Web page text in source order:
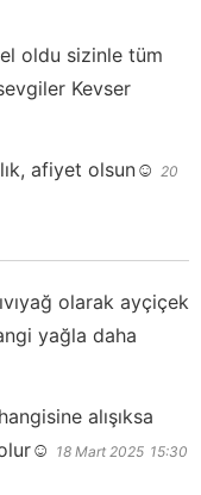
oldu sizinle tüm
Kevser
afiyet olsun☺️ 20
olarak ayçiçek
yağla daha
alışıksa
18 Mart 2025 15:30